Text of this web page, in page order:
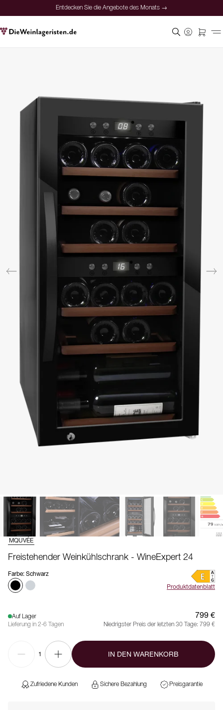
Entdecken Sie die Angebote des Monats →
MQUVÉE
Freistehender Weinkühlschrank - WineExpert 24
Farbe: Schwarz
Produktdatenblatt
Auf Lager
Lieferung in 2-6 Tagen
799 €
Niedrigster Preis der letzten 30 Tage: 799 €
1 IN DEN WARENKORB
Zufriedene Kunden Sichere Bezahlung Preisgarantie